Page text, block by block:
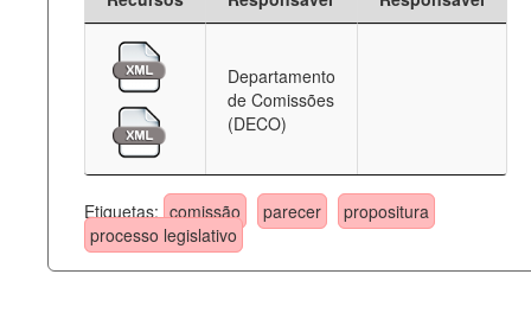
Departamento
de Comissões
(DECO)
Etiquetas: comissão parecer
propositura
processo legislativo